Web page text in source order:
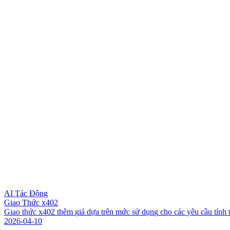
AI Tác Động
Giao Thức x402
Giao thức x402 thêm giá dựa trên mức sử dụng cho các yêu cầu tính t
2026-04-10